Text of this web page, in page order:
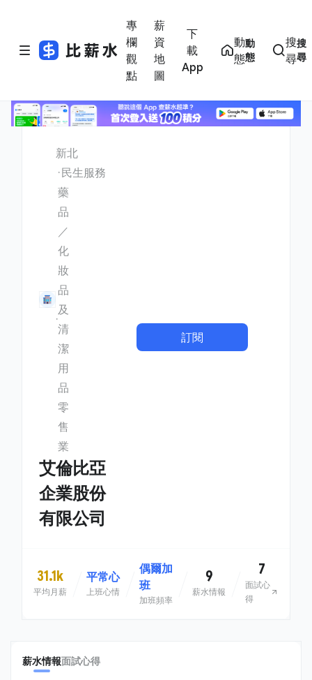
專
欄
觀
點
薪
資
地
圖
下
載
App
動
態
動
態
搜
尋
搜
尋
新北
民生服務
藥
品
／
化
妝
品
及
清
潔
用
品
零
售
業
艾倫比亞
企業股份
有限公司
訂閱
31.1k
平均月薪
平常心
上班心情
偶爾加
班
加班頻率
9
薪水情報
7
面試心
得
薪水情報面試心得